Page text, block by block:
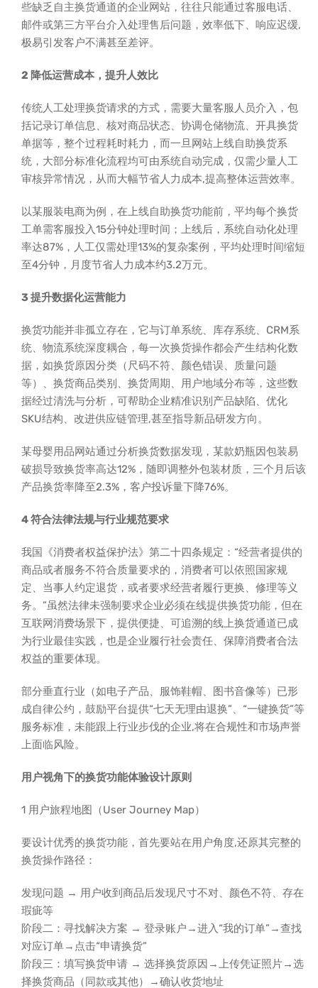
些缺乏自主换货通道的企业网站，往往只能通过客服电话、
邮件或第三方平台介入处理售后问题，效率低下、响应迟缓,
极易引发客户不满甚至差评。
2 降低运营成本，提升人效比
传统人工处理换货请求的方式，需要大量客服人员介入，包
括记录订单信息、核对商品状态、协调仓储物流、开具换货
单据等，整个过程耗时耗力，而一旦网站上线自助换货系
统，大部分标准化流程均可由系统自动完成，仅需少量人工
审核异常情况，从而大幅节省人力成本,提高整体运营效率。
以某服装电商为例，在上线自助换货功能前，平均每个换货
工单需客服投入15分钟处理时间；上线后，系统自动化处理
率达87%，人工仅需处理13%的复杂案例，平均处理时间缩短
至4分钟，月度节省人力成本约3.2万元。
3 提升数据化运营能力
换货功能并非孤立存在，它与订单系统、库存系统、CRM系
统、物流系统深度耦合，每一次换货操作都会产生结构化数
据，如换货原因分类（尺码不符、颜色错误、质量问题
等）、换货商品类别、换货周期、用户地域分布等，这些数
据经过清洗与分析，可帮助企业精准识别产品缺陷、优化
SKU结构、改进供应链管理,甚至指导新品研发方向。
某母婴用品网站通过分析换货数据发现，某款奶瓶因包装易
破损导致换货率高达12%，随即调整外包装材质，三个月后该
产品换货率降至2.3%，客户投诉量下降76%。
4 符合法律法规与行业规范要求
我国《消费者权益保护法》第二十四条规定：“经营者提供的
商品或者服务不符合质量要求的，消费者可以依照国家规
定、当事人约定退货，或者要求经营者履行更换、修理等义
务。”虽然法律未强制要求企业必须在线提供换货功能，但在
互联网消费场景下，提供便捷、可追溯的线上换货通道已成
为行业最佳实践，也是企业履行社会责任、保障消费者合法
权益的重要体现。
部分垂直行业（如电子产品、服饰鞋帽、图书音像等）已形
成自律公约，鼓励平台提供“七天无理由退换”、“一键换货”等
服务标准，未能跟上行业步伐的企业,将在合规性和市场声誉
上面临风险。
用户视角下的换货功能体验设计原则
1 用户旅程地图（User Journey Map）
要设计优秀的换货功能，首先要站在用户角度,还原其完整的
换货操作路径：
发现问题 → 用户收到商品后发现尺寸不对、颜色不符、存在
瑕疵等
阶段二：寻找解决方案 → 登录账户→进入“我的订单”→查找
对应订单→点击“申请换货”
阶段三：填写换货申请 → 选择换货原因→上传凭证照片→选
择换货商品（同款或其他）→确认收货地址